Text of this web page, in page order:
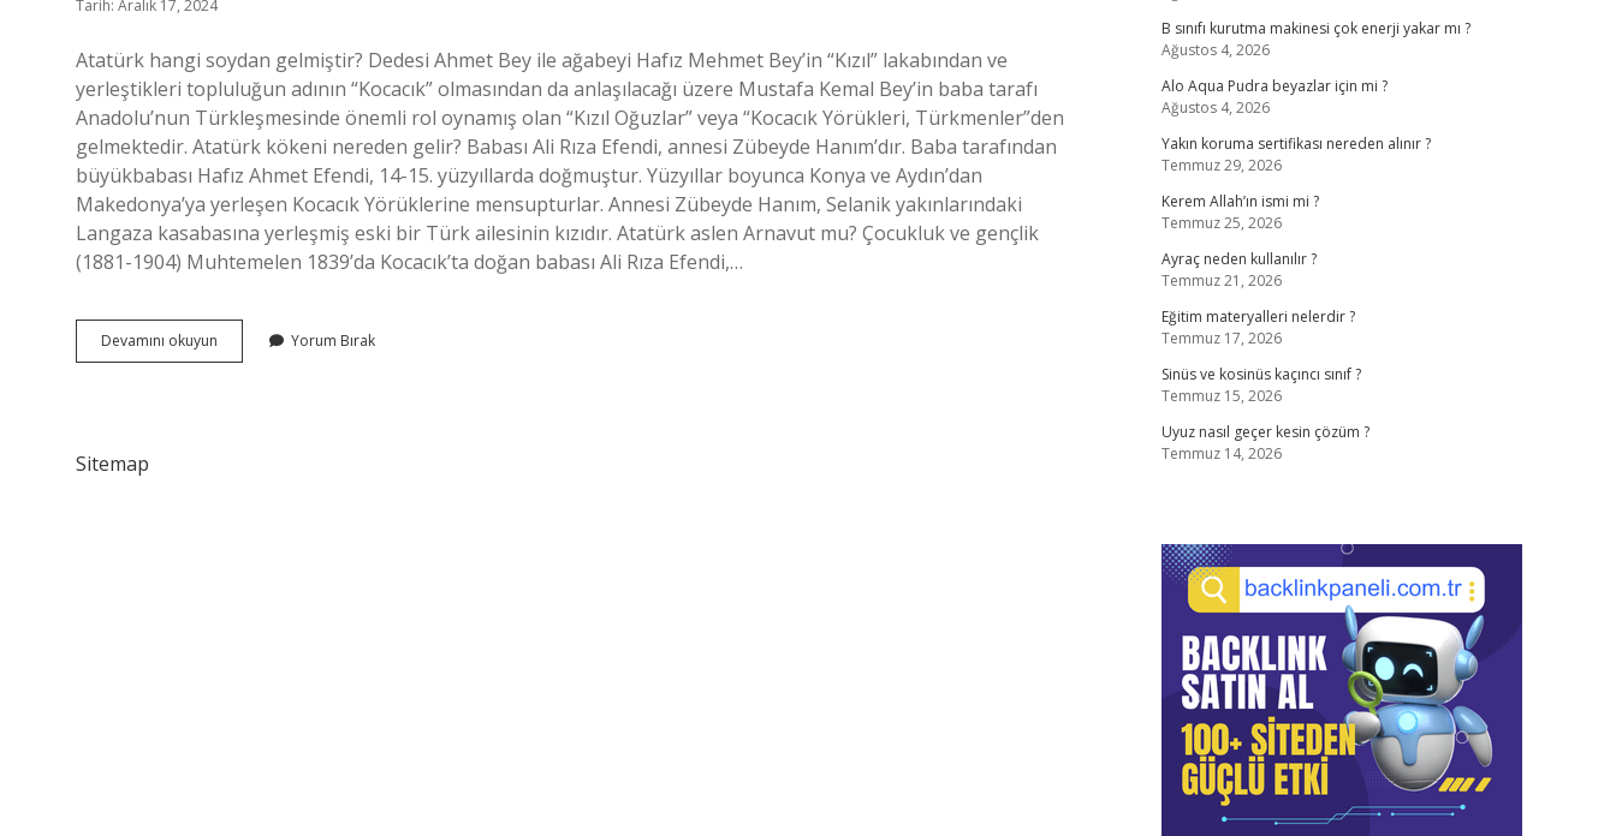
Tarih: Aralık 17, 2024
Atatürk hangi soydan gelmiştir? Dedesi Ahmet Bey ile ağabeyi Hafız Mehmet Bey’in “Kızıl” lakabından ve
yerleştikleri topluluğun adının “Kocacık” olmasından da anlaşılacağı üzere Mustafa Kemal Bey’in baba tarafı
Anadolu’nun Türkleşmesinde önemli rol oynamış olan “Kızıl Oğuzlar” veya “Kocacık Yörükleri, Türkmenler”den
gelmektedir. Atatürk kökeni nereden gelir? Babası Ali Rıza Efendi, annesi Zübeyde Hanım’dır. Baba tarafından
büyükbabası Hafız Ahmet Efendi, 14-15. yüzyıllarda doğmuştur. Yüzyıllar boyunca Konya ve Aydın’dan
Makedonya’ya yerleşen Kocacık Yörüklerine mensupturlar. Annesi Zübeyde Hanım, Selanik yakınlarındaki
Langaza kasabasına yerleşmiş eski bir Türk ailesinin kızıdır. Atatürk aslen Arnavut mu? Çocukluk ve gençlik
(1881-1904) Muhtemelen 1839’da Kocacık’ta doğan babası Ali Rıza Efendi,…
Devamını okuyun
Kimin
Yorum Bırak
Sitemap
B sınıfı kurutma makinesi çok enerji yakar mı ?
Ağustos 4, 2026
Alo Aqua Pudra beyazlar için mi ?
Ağustos 4, 2026
Yakın koruma sertifikası nereden alınır ?
Temmuz 29, 2026
Kerem Allah’ın ismi mi ?
Temmuz 25, 2026
Ayraç neden kullanılır ?
Temmuz 21, 2026
Eğitim materyalleri nelerdir ?
Temmuz 17, 2026
Sinüs ve kosinüs kaçıncı sınıf ?
Temmuz 15, 2026
Uyuz nasıl geçer kesin çözüm ?
Temmuz 14, 2026